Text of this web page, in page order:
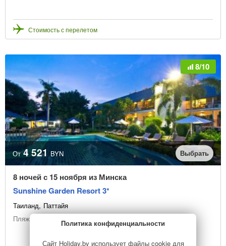
Стоимость с перелетом
8/10
От 4 521 BYN Выбрать
8 ночей с 15 ноября из Минска
Sunshine Garden Resort 3*
Таиланд Паттайя
Пляжный отдыхПолитика конфиденциальности
Сайт Holiday.by использует файлы cookie для